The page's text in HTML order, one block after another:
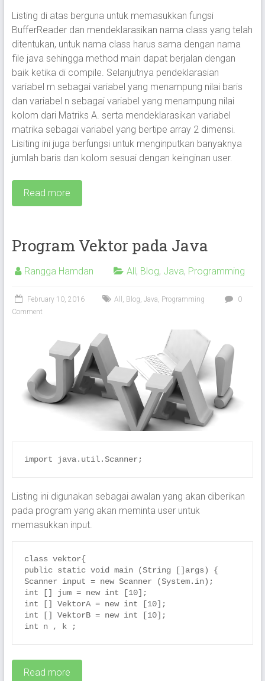
Listing di atas berguna untuk memasukkan fungsi
BufferReader dan mendeklarasikan nama class yang telah
ditentukan, untuk nama class harus sama dengan nama
file java sehingga method main dapat berjalan dengan
baik ketika di compile. Selanjutnya pendeklarasian
variabel m sebagai variabel yang menampung nilai baris
dan variabel n sebagai variabel yang menampung nilai
kolom dari Matriks A. serta mendeklarasikan variabel
matrika sebagai variabel yang bertipe array 2 dimensi.
Lisiting ini juga berfungsi untuk menginputkan banyaknya
jumlah baris dan kolom sesuai dengan keinginan user.
Read more
Program Vektor pada Java
Rangga Hamdan All , Blog, Java, Programming
February 10, 2016 All , Blog, Java, Programming
0
Comment
import java.util.Scanner;
Listing ini digunakan sebagai awalan yang akan diberikan
pada program yang akan meminta user untuk
memasukkan input.
class vektor{
public static void main (String []args) {
Scanner input = new Scanner (System.in);
int [] jum = new int [10];
int [] VektorA = new int [10];
int [] VektorB = new int [10];
int n , k ;
Read more